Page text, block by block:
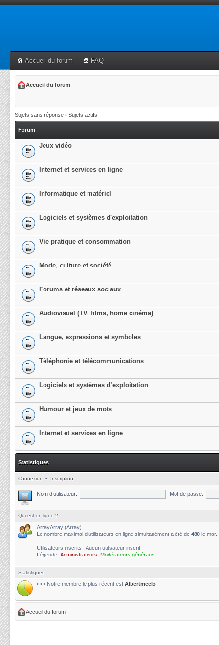
Accueil du forum FAQ
Accueil du forum
Sujets sans réponse • Sujets actifs
Forum
Jeux vidéo
Internet et services en ligne
Informatique et matériel
Logiciels et systèmes d'exploitation
Vie pratique et consommation
Mode, culture et société
Forums et réseaux sociaux
Audiovisuel (TV, films, home cinéma)
Langue, expressions et symboles
Téléphonie et télécommunications
Logiciels et systèmes d’exploitation
Humour et jeux de mots
Internet et services en ligne
Statistiques
Connexion • Inscription
Nom d’utilisateur: Mot de passe:
Qui est en ligne ?
ArrayArray (Array)
Le nombre maximal d’utilisateurs en ligne simultanément a été de 480 le mar.
Utilisateurs inscrits : Aucun utilisateur inscrit
Légende: Administrateurs Modérateurs généraux
Statistiques
• • • Notre membre le plus récent est Albertmeelo
Accueil du forum